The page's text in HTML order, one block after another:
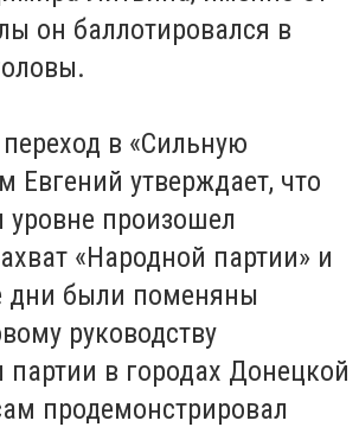
он баллотировался в
в «Сильную
Евгений утверждает, что
уровне произошел
«Народной партии» и
дни были поменяны
руководству
партии в городах Донецкой
продемонстрировал